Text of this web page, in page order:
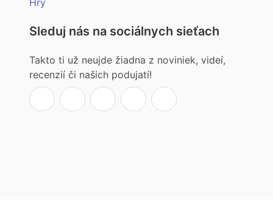
Sleduj nás na sociálnych sieťach
Takto ti už neujde žiadna z noviniek, videí,
recenzií či našich podujatí!